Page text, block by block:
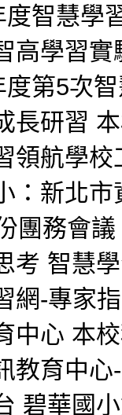
度智慧學
高學習
度第5次
長研習
領航學
：新北
團務會
考 智慧
網-專家
中心 本
教育中
碧華國